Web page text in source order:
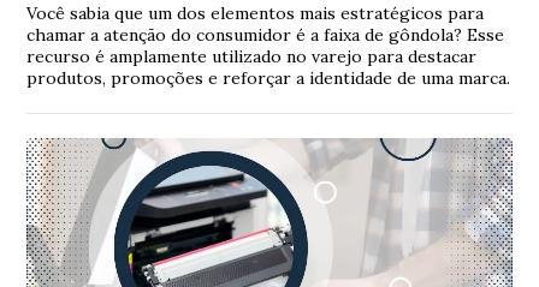
Você sabia que um dos elementos mais estratégicos para
chamar a atenção do consumidor é a faixa de gôndola? Esse
recurso é amplamente utilizado no varejo para destacar
produtos, promoções e reforçar a identidade de uma marca.